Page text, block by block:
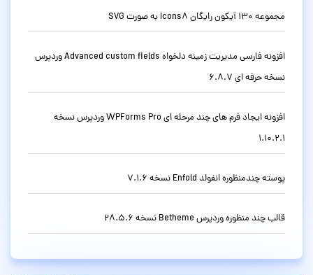
مجموعه 130 آیکون رایگان Icons8 به صورت SVG
افزونه فارسی مدیریت زمینه دلخواه Advanced custom fields وردپرس
نسخه حرفه ای 6.8.7
افزونه ایجاد فرم های چند مرحله ای WPForms Pro وردپرس نسخه
1.10.2.1
پوسته چندمنظوره انفولد Enfold نسخه 7.1.6
قالب چند منظوره وردپرس Betheme نسخه 28.5.6